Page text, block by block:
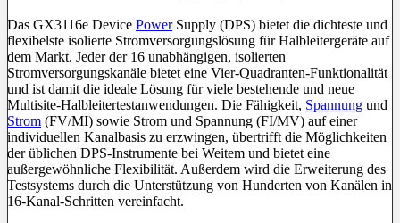
Das GX3116e Device PowerSupply (DPS) bietet die dichteste und
flexibelste isolierte Stromversorgungslösung für Halbleitergeräte auf
dem Markt. Jeder der 16 unabhängigen, isolierten
Stromversorgungskanäle bietet eine Vier-Quadranten-Funktionalität
und ist damit die ideale Lösung für viele bestehende und neue
Multisite-Halbleitertestanwendungen. Die Fähigkeit, Spannung und
Strom (FV/MI) sowie Strom und Spannung (FI/MV) auf einer
individuellen Kanalbasis zu erzwingen, übertrifft die Möglichkeiten
der üblichen DPS-Instrumente bei Weitem und bietet eine
außergewöhnliche Flexibilität. Außerdem wird die Erweiterung des
Testsystems durch die Unterstützung von Hunderten von Kanälen in
16-Kanal-Schritten vereinfacht.